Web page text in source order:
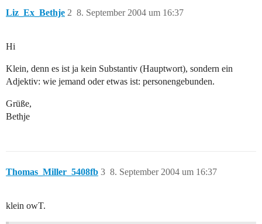
Liz_Ex_Bethje 8. September 2004 um 16:37
2
Hi
Klein, denn es ist ja kein Substantiv (Hauptwort), sondern ein
Adjektiv: wie jemand oder etwas ist: personengebunden.
Grüße,
Bethje
Thomas_Miller_5408fb 8. September 2004 um 16:37
3
klein owT.